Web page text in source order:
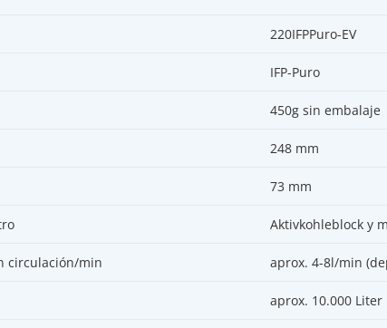
220IFPPuro-EV
IFP-Puro
450g sin embalaje
248 mm
73 mm
Aktivkohleblock y
circulación/min aprox. 4-8l/min
aprox. 10.000 Liter